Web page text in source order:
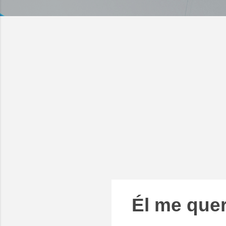
Él me